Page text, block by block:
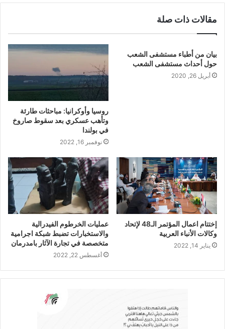
مقالات ذات صلة
بيان من أطباء مستشفى الشعب
حول أحداث مستشفى الشعب
أبريل 26, 2020
روسيا وأوكرانيا: مباحثات طارئة
وتأهب عسكري بعد سقوط صاروخ
في بولندا
نوفمبر 16, 2022
إختتام اعمال المؤتمر الـ48 لإتحاد
وكالات الأنباء العربية
يناير 14, 2022
عمليات الخرطوم الفيدرالية
والاستخبارات تضبط شبكة اجرامية
متخصصة في تجارة الآثار بامدرمان
أغسطس 22, 2022